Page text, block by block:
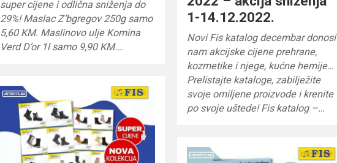
super cijene i odlična sniženja do
29%! Maslac Z’bgregov 250g samo
5,60 KM. Maslinovo ulje Komina
Verd D’or 1l samo 9,90 KM….
1-14.12.2022.
Novi Fis katalog decembar donosi
nam akcijske cijene prehrane,
kozmetike i njege, kućne hemije…
Prelistajte kataloge, zabilježite
svoje omiljene proizvode i krenite
po svoje uštede! Fis katalog –…